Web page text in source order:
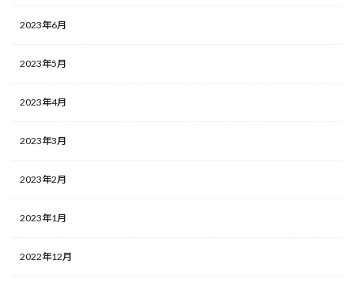
2023年6月
2023年5月
2023年4月
2023年3月
2023年2月
2023年1月
2022年12月